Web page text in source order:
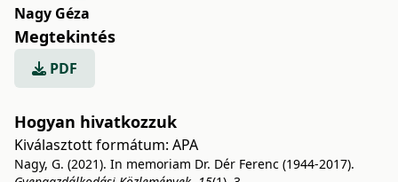
Nagy Géza
Megtekintés
PDF
Hogyan hivatkozzuk
Kiválasztott formátum: APA
Nagy, G. (2021). In memoriam Dr. Dér Ferenc (1944-2017).